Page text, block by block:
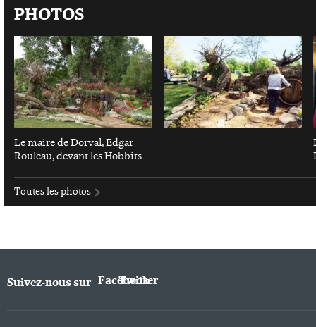
PHOTOS
Le maire de Dorval, Edgar
Rouleau, devant les Hobbits
Toutes les photos
Suivez-nous sur Facebook
Twitter